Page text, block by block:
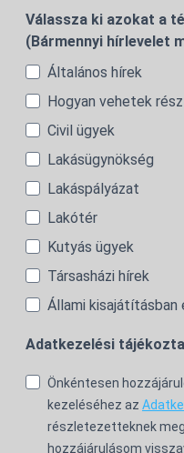
Válassza ki azokat a
(Bármennyi hírlevelet
Általános hírek
Hogyan vehetek
Civil ügyek
Lakásügynökség
Lakáspályázat
Lakótér
Kutyás ügyek
Társasházi hírek
Állami
Adatkezelési
Önkéntesen
kezeléséhez az
részletezetteknek
hozzájárulásom